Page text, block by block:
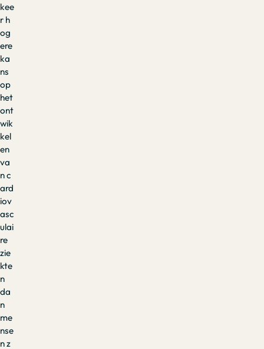
kee
r h
og
ere
ka
ns
op
het
ont
wik
kel
en
va
n c
ard
iov
asc
ulai
re
zie
kte
n
da
n
me
nse
n z